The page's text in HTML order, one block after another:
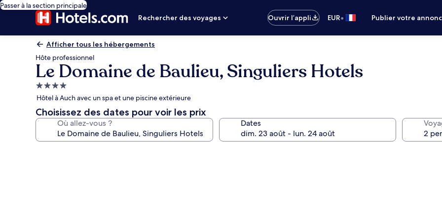
Passer à la section principale
Rechercher des voyages
Ouvrir l’appli EUR• Publier votre
Afficher tous les hébergements
Hôte professionnel
Le Domaine de Baulieu, Singuliers Hotels
Hébergement
4.0 étoiles
Hôtel à Auch avec un spa et une piscine extérieure
Choisissez des dates pour voir les prix
Où allez-vous ? Dates